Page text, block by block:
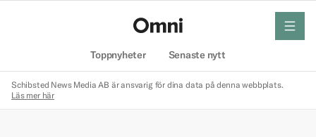
Toppnyheter Senaste nytt
meny
Schibsted News Media AB är ansvarig för dina data på denna webbplats.
Läs mer här